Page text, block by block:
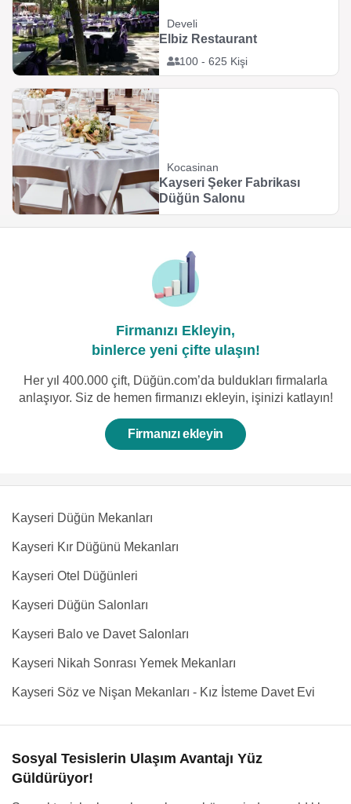
Develi
100 - 625 Kişi
Elbiz Restaurant
Kocasinan
Kayseri Şeker Fabrikası
Düğün Salonu
Firmanızı Ekleyin,
binlerce yeni çifte ulaşın!
Her yıl 400.000 çift, Düğün.com’da buldukları firmalarla
anlaşıyor. Siz de hemen firmanızı ekleyin, işinizi katlayın!
Firmanızı ekleyin
Kayseri Düğün Mekanları
Kayseri Kır Düğünü Mekanları
Kayseri Otel Düğünleri
Kayseri Düğün Salonları
Kayseri Balo ve Davet Salonları
Kayseri Nikah Sonrası Yemek Mekanları
Kayseri Söz ve Nişan Mekanları - Kız İsteme Davet Evi
Sosyal Tesislerin Ulaşım Avantajı Yüz
Güldürüyor!